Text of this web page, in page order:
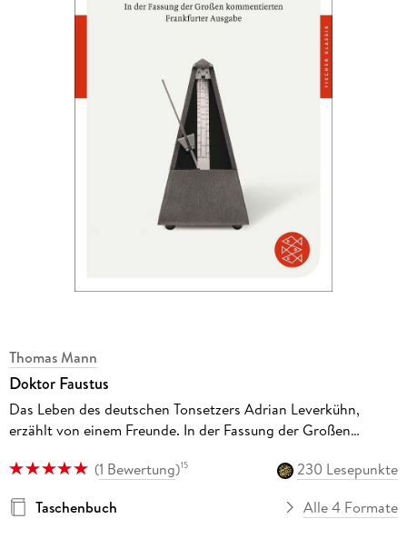
Thomas Mann
Doktor Faustus
Das Leben des deutschen Tonsetzers Adrian Leverkühn,
erzählt von einem Freunde. In der Fassung der Großen
(1 Bewertung)15
230 Lesepunkte
Taschenbuch
Alle 4 Formate